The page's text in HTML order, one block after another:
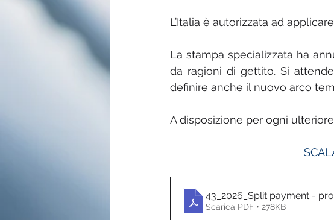
L’Italia è autorizzata ad
La stampa specializzata ha
da ragioni di gettito. Si
definire anche il nuovo arco
A disposizione per ogni
43_2026_Split payment -
Scarica PDF • 278KB